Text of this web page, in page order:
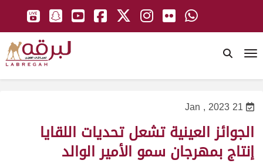
21 Jan , 2023
الجوائز العينية تشعل تحديات اللقايا
إنتاج بمهرجان سمو الأمير الوالد